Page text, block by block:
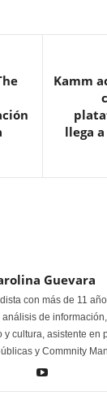
Kamm
llega
Guevara
con más de 11
de
y cultura, asistente en
y Commnity